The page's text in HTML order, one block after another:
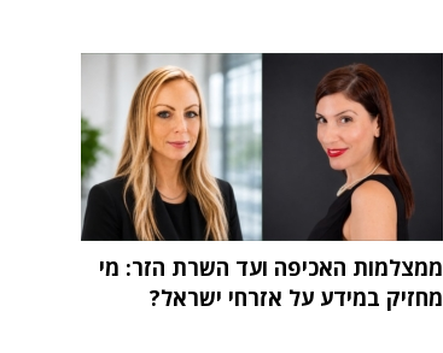
ממצלמות האכיפה ועד השרת הזר: מי
מחזיק במידע על אזרחי ישראל?